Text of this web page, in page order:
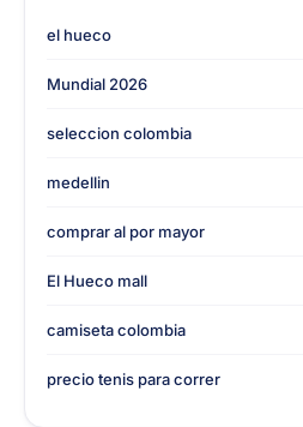
el hueco
Mundial 2026
seleccion colombia
medellin
comprar al por mayor
El Hueco mall
camiseta colombia
precio tenis para correr